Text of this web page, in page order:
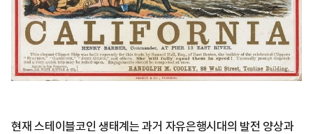
현재 스테이블코인 생태계는 과거 자유은행시대의 발전 양상과